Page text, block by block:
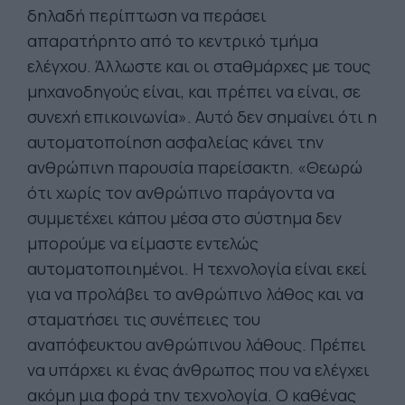
δηλαδή περίπτωση να περάσει
απαρατήρητο από το κεντρικό τμήμα
ελέγχου. Άλλωστε και οι σταθμάρχες με τους
μηχανοδηγούς είναι, και πρέπει να είναι, σε
συνεχή επικοινωνία». Αυτό δεν σημαίνει ότι η
αυτοματοποίηση ασφαλείας κάνει την
ανθρώπινη παρουσία παρείσακτη. «Θεωρώ
ότι χωρίς τον ανθρώπινο παράγοντα να
συμμετέχει κάπου μέσα στο σύστημα δεν
μπορούμε να είμαστε εντελώς
αυτοματοποιημένοι. Η τεχνολογία είναι εκεί
για να προλάβει το ανθρώπινο λάθος και να
σταματήσει τις συνέπειες του
αναπόφευκτου ανθρώπινου λάθους. Πρέπει
να υπάρχει κι ένας άνθρωπος που να ελέγχει
ακόμη μια φορά την τεχνολογία. Ο καθένας